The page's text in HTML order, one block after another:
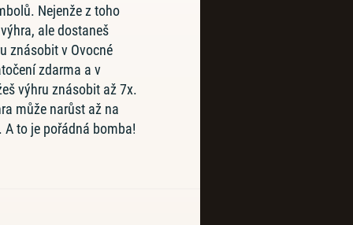
Nejenže z toho
ale dostaneš
znásobit v Ovocné
zdarma a v
výhru znásobit až 7x.
může narůst až na
to je pořádná bomba!